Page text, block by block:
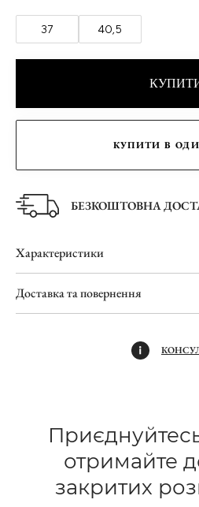
37 40,5
КУПИТИ В
БЕЗКОШТОВНА
Характеристики
Доставка та повернення
отримайте
закритих